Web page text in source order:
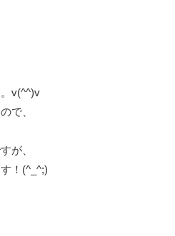
v(^^)v
で、
が、
！(^_^;)